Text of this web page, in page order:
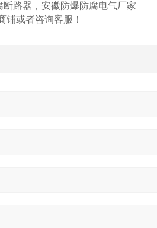
断路器，安徽防爆防腐电气厂家
或者咨询客服！